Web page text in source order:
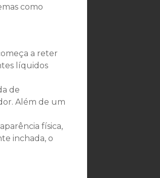
como
a reter
líquidos
de
Além de um
física,
inchada, o